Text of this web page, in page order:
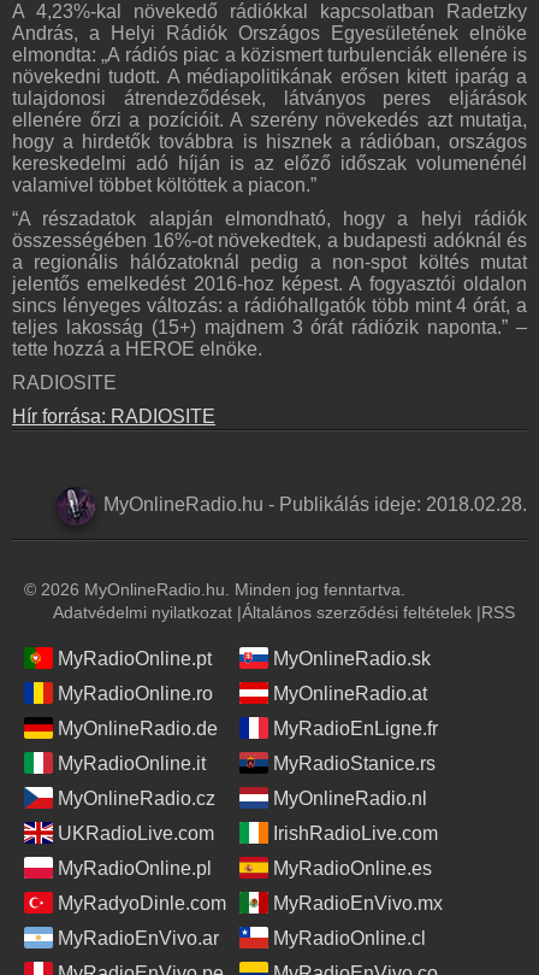
A 4,23%-kal növekedő rádiókkal kapcsolatban Radetzky
András, a Helyi Rádiók Országos Egyesületének elnöke
elmondta: „A rádiós piac a közismert turbulenciák ellenére is
növekedni tudott. A médiapolitikának erősen kitett iparág a
tulajdonosi átrendeződések, látványos peres eljárások
ellenére őrzi a pozícióit. A szerény növekedés azt mutatja,
hogy a hirdetők továbbra is hisznek a rádióban, országos
kereskedelmi adó híján is az előző időszak volumenénél
valamivel többet költöttek a piacon.”
“A részadatok alapján elmondható, hogy a helyi rádiók
összességében 16%-ot növekedtek, a budapesti adóknál és
a regionális hálózatoknál pedig a non-spot költés mutat
jelentős emelkedést 2016-hoz képest. A fogyasztói oldalon
sincs lényeges változás: a rádióhallgatók több mint 4 órát, a
teljes lakosság (15+) majdnem 3 órát rádiózik naponta.” –
tette hozzá a HEROE elnöke.
RADIOSITE
Hír forrása: RADIOSITE
MyOnlineRadio.hu - Publikálás ideje: 2018.02.28.
© 2026 MyOnlineRadio.hu. Minden jog fenntartva.
Adatvédelmi nyilatkozat |Általános szerződési feltételek |RSS
MyRadioOnline.pt
MyOnlineRadio.sk
MyRadioOnline.ro
MyOnlineRadio.at
MyOnlineRadio.de
MyRadioEnLigne.fr
MyRadioOnline.it
MyRadioStanice.rs
MyOnlineRadio.cz
MyOnlineRadio.nl
UKRadioLive.com
IrishRadioLive.com
MyRadioOnline.pl
MyRadioOnline.es
MyRadyoDinle.com
MyRadioEnVivo.mx
MyRadioEnVivo.ar
MyRadioOnline.cl